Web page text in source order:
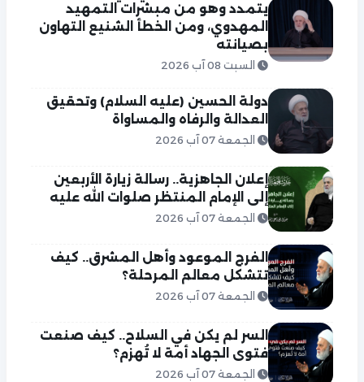
يتمدد وهو من مبشرات التمهيد
المهدوي، ومن الخطأ الشنيع التهاون
بصيانته
السبت 08 آب 2026
دولة الحسين (عليه السلام) وتحقيق
العدالة والرفاه والمساواة
الجمعة 07 آب 2026
إعلان الجاهزية.. رسالة زيارة الأربعين
إلى الإمام المنتظر صلوات الله عليه
الجمعة 07 آب 2026
الفرج الموعود وأهل المشرق.. كيف
تتشكل معالم المرحلة؟
الجمعة 07 آب 2026
السر لم يكن في السلاح.. كيف صنعت
فتوى الجهاد أمة لا تُهزم؟
الجمعة 07 آب 2026